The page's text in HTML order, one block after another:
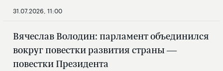
31.07.2026, 11:00
Вячеслав Володин: парламент объединился
вокруг повестки развития страны —
повестки Президента